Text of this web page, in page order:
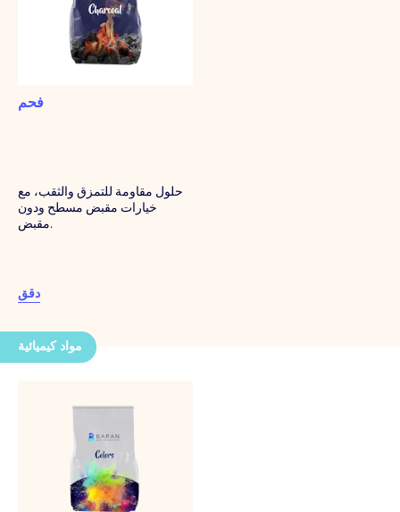
فحم
حلول مقاومة للتمزق والثقب، مع
خيارات مقبض مسطح ودون
مقبض.
دقق
مواد كيميائية